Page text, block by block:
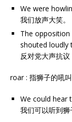
We were
我们放声大笑。
The
shouted loudly
反对党大声抗议
roar : 指狮子的吼叫
We could hear
我们可以听到狮